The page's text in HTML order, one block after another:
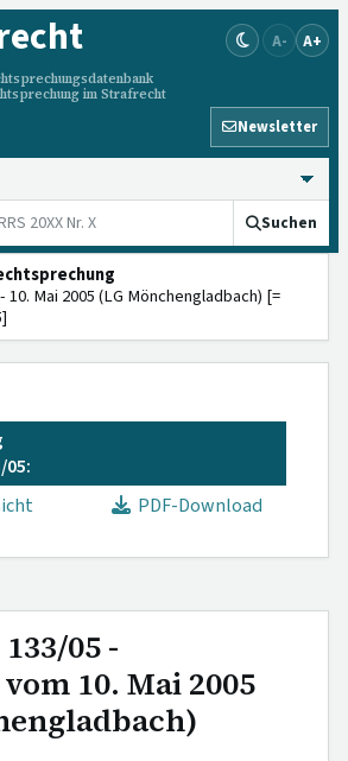
im Strafrecht
A- A+
Newsletter
Suchen
10. Mai 2005 (LG Mönchengladbach) [=
05:
PDF-Download
05 -
10. Mai 2005